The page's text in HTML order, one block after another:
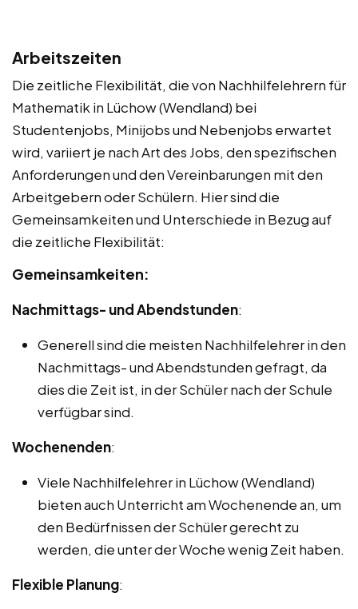
Arbeitszeiten
Die zeitliche Flexibilität, die von Nachhilfelehrern für
Mathematik in Lüchow (Wendland) bei
Studentenjobs, Minijobs und Nebenjobs erwartet
wird, variiert je nach Art des Jobs, den spezifischen
Anforderungen und den Vereinbarungen mit den
Arbeitgebern oder Schülern. Hier sind die
Gemeinsamkeiten und Unterschiede in Bezug auf
die zeitliche Flexibilität:
Gemeinsamkeiten:
Nachmittags- und Abendstunden:
Generell sind die meisten Nachhilfelehrer in den
Nachmittags- und Abendstunden gefragt, da
dies die Zeit ist, in der Schüler nach der Schule
verfügbar sind.
Wochenenden:
Viele Nachhilfelehrer in Lüchow (Wendland)
bieten auch Unterricht am Wochenende an, um
den Bedürfnissen der Schüler gerecht zu
werden, die unter der Woche wenig Zeit haben.
Flexible Planung: